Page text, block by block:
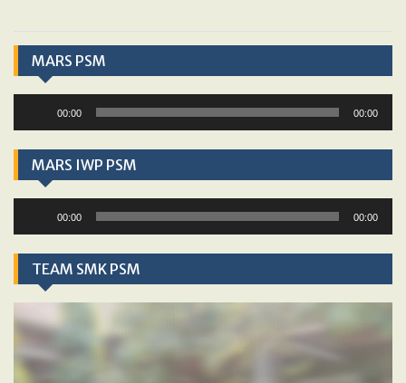
MARS PSM
00:00 00:00
MARS IWP PSM
00:00 00:00
TEAM SMK PSM
Player